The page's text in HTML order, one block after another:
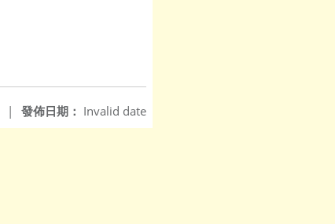
發佈日期： Invalid date
|